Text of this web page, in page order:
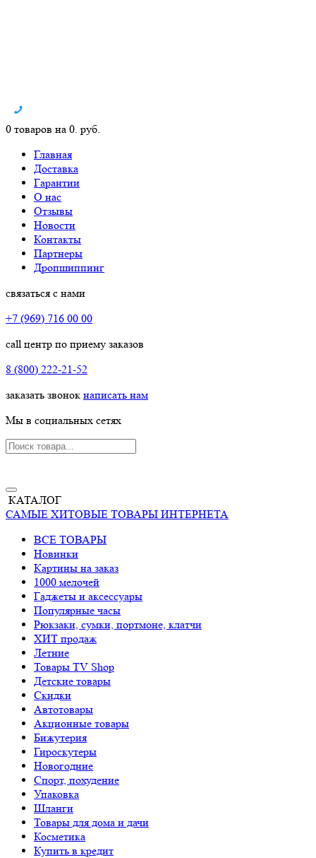
0 товаров на 0. руб.
Главная
Доставка
Гарантии
О нас
Отзывы
Новости
Контакты
Партнеры
Дропшиппинг
связаться с нами
+7 (969) 716 00 00
call центр по приему заказов
8 (800) 222-21-52
заказать звонок написать нам
Мы в социальных сетях
КАТАЛОГ
САМЫЕ ХИТОВЫЕ ТОВАРЫ ИНТЕРНЕТА
ВСЕ ТОВАРЫ
Новинки
Картины на заказ
1000 мелочей
Гаджеты и аксессуары
Популярные часы
Рюкзаки, сумки, портмоне, клатчи
ХИТ продаж
Летние
Товары TV Shop
Детские товары
Cкидки
Автотовары
Акционные товары
Бижутерия
Гироскутеры
Новогодние
Спорт, похудение
Упаковка
Шланги
Товары для дома и дачи
Косметика
Купить в кредит